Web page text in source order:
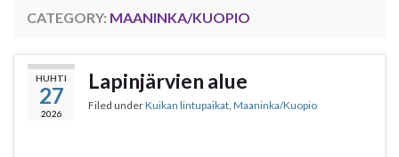
CATEGORY: MAANINKA/KUOPIO
HUHTI
27
2026
Lapinjärvien alue
Filed underKuikan lintupaikat Maaninka/Kuopio